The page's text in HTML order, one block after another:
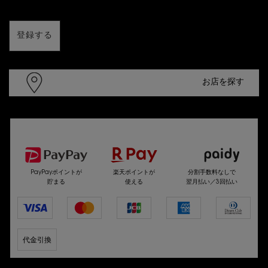
登録する
お店を探す
PayPayポイントが
貯まる
楽天ポイントが
使える
分割手数料なしで
翌月払い／3回払い
代金引換